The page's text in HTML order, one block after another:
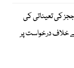
کی تعیناتی کی
خلاف درخواست پر